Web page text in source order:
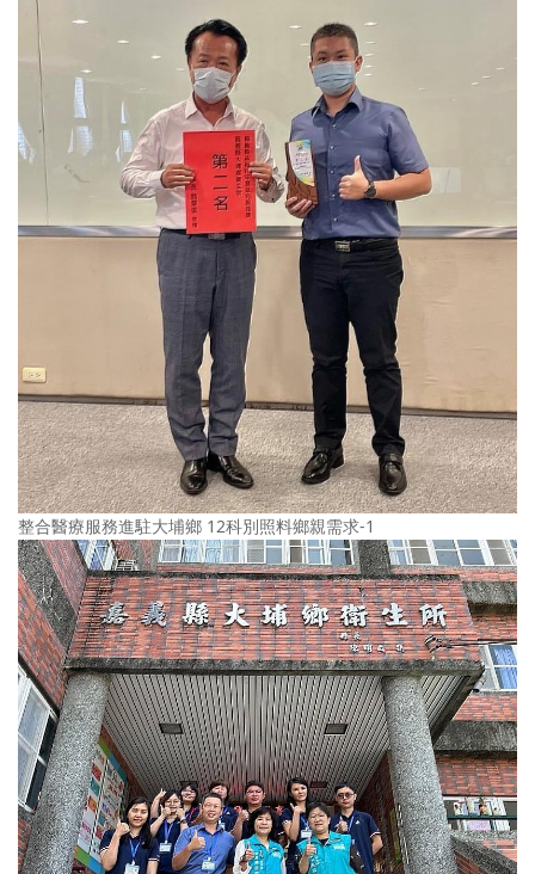
整合醫療服務進駐大埔鄉 12科別照料鄉親需求-1